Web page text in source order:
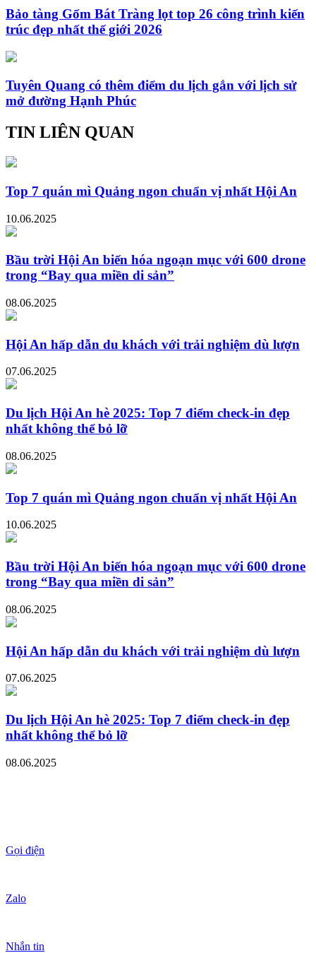
Bảo tàng Gốm Bát Tràng lọt top 26 công trình kiến
trúc đẹp nhất thế giới 2026
Tuyên Quang có thêm điểm du lịch gắn với lịch sử
mở đường Hạnh Phúc
TIN LIÊN QUAN
Top 7 quán mì Quảng ngon chuẩn vị nhất Hội An
10.06.2025
Bầu trời Hội An biến hóa ngoạn mục với 600 drone
trong “Bay qua miền di sản”
08.06.2025
Hội An hấp dẫn du khách với trải nghiệm dù lượn
07.06.2025
Du lịch Hội An hè 2025: Top 7 điểm check-in đẹp
nhất không thể bỏ lỡ
08.06.2025
Top 7 quán mì Quảng ngon chuẩn vị nhất Hội An
10.06.2025
Bầu trời Hội An biến hóa ngoạn mục với 600 drone
trong “Bay qua miền di sản”
08.06.2025
Hội An hấp dẫn du khách với trải nghiệm dù lượn
07.06.2025
Du lịch Hội An hè 2025: Top 7 điểm check-in đẹp
nhất không thể bỏ lỡ
08.06.2025
Gọi điện
Zalo
Nhắn tin